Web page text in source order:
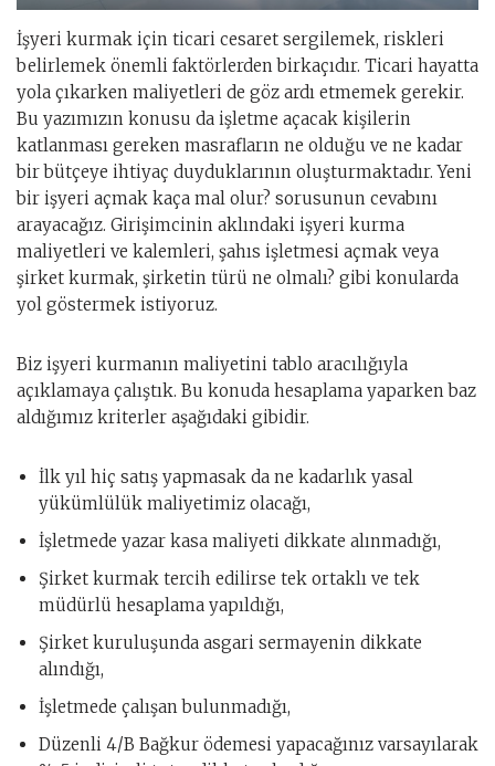
İşyeri kurmak için ticari cesaret sergilemek, riskleri
belirlemek önemli faktörlerden birkaçıdır. Ticari hayatta
yola çıkarken maliyetleri de göz ardı etmemek gerekir.
Bu yazımızın konusu da işletme açacak kişilerin
katlanması gereken masrafların ne olduğu ve ne kadar
bir bütçeye ihtiyaç duyduklarının oluşturmaktadır. Yeni
bir işyeri açmak kaça mal olur? sorusunun cevabını
arayacağız. Girişimcinin aklındaki işyeri kurma
maliyetleri ve kalemleri, şahıs işletmesi açmak veya
şirket kurmak, şirketin türü ne olmalı? gibi konularda
yol göstermek istiyoruz.
Biz işyeri kurmanın maliyetini tablo aracılığıyla
açıklamaya çalıştık. Bu konuda hesaplama yaparken baz
aldığımız kriterler aşağıdaki gibidir.
İlk yıl hiç satış yapmasak da ne kadarlık yasal
yükümlülük maliyetimiz olacağı,
İşletmede yazar kasa maliyeti dikkate alınmadığı,
Şirket kurmak tercih edilirse tek ortaklı ve tek
müdürlü hesaplama yapıldığı,
Şirket kuruluşunda asgari sermayenin dikkate
alındığı,
İşletmede çalışan bulunmadığı,
Düzenli 4/B Bağkur ödemesi yapacağınız varsayılarak